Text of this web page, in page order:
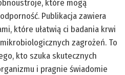
które mogą
Publikacja zawiera
które ułatwią ci badania krwi
zagrożeń. To
kto szuka skutecznych
i pragnie świadomie